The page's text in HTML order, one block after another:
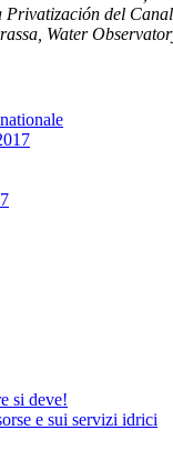
del
Water
si deve!
e sui servizi idrici